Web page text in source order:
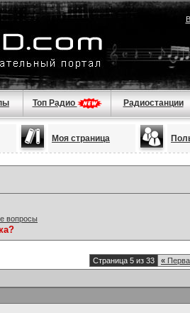
Топ Радио Радиостанции
Моя страница
вопросы
Страница 5 из 33 «